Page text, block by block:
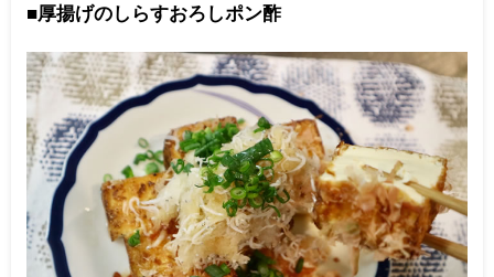
■厚揚げのしらすおろしポン酢